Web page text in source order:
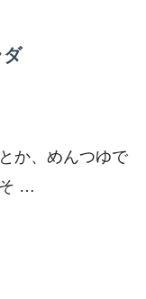
か、めんつゆで
…